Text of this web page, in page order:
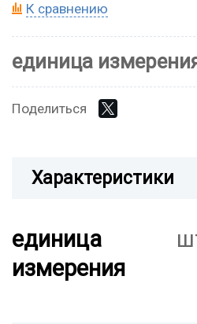
К сравнению
единица
Поделиться
Характеристики
единица
измерения